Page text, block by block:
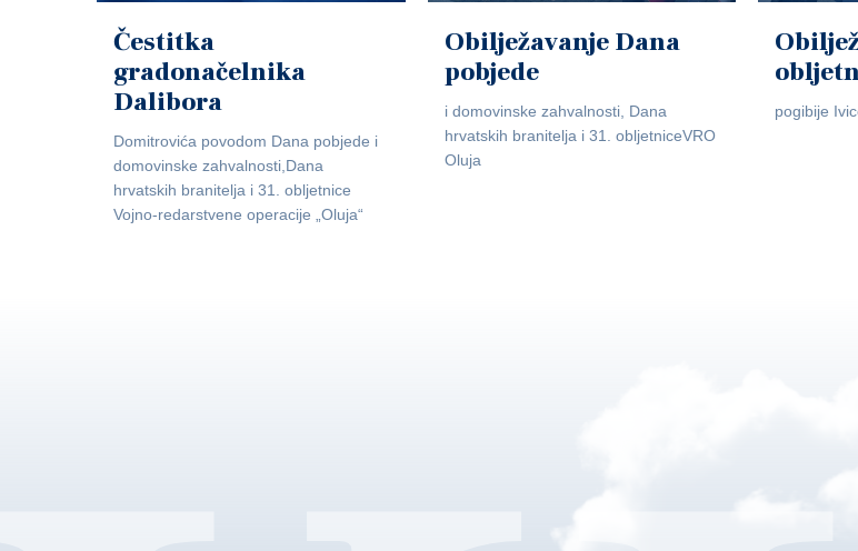
Čestitka
gradonačelnika
Dalibora
Domitrovića povodom Dana pobjede i
domovinske zahvalnosti,Dana
hrvatskih branitelja i 31. obljetnice
Vojno-redarstvene operacije „Oluja“
Obilježavanje Dana
pobjede
i domovinske zahvalnosti, Dana
hrvatskih branitelja i 31. obljetniceVRO
Oluja
pogibije